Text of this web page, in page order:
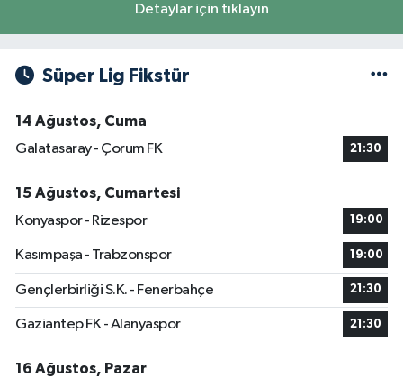
Detaylar için tıklayın
Süper Lig Fikstür
14 Ağustos, Cuma
Galatasaray - Çorum FK
21:30
15 Ağustos, Cumartesi
Konyaspor - Rizespor
19:00
Kasımpaşa - Trabzonspor 19:00
Gençlerbirliği S.K. - Fenerbahçe 21:30
Gaziantep FK - Alanyaspor 21:30
16 Ağustos, Pazar